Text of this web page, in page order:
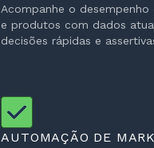
Acompanhe o desempenho
e produtos com dados
decisões rápidas e
AUTOMAÇÃO DE